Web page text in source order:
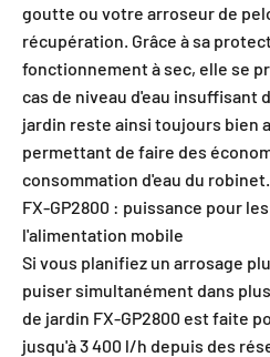
goutte ou votre arroseur de
récupération. Grâce à sa
fonctionnement à sec, elle se
cas de niveau d'eau insuffisant
jardin reste ainsi toujours bien
permettant de faire des
consommation d'eau du robinet.
FX-GP2800 : puissance pour
l'alimentation mobile
Si vous planifiez un arrosage
puiser simultanément dans
de jardin FX-GP2800 est faite
jusqu'à 3 400 l/h depuis des